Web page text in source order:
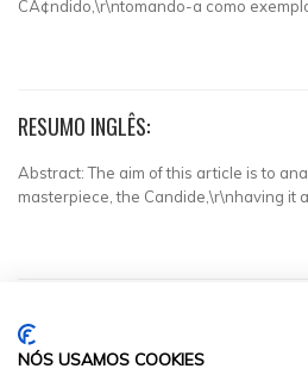
CÃ¢ndido,\r\ntomando-a como
RESUMO INGLÊS:
Abstract: The aim of this article is to
masterpiece, the Candide,\r\nhaving it
NÓS USAMOS COOKIES